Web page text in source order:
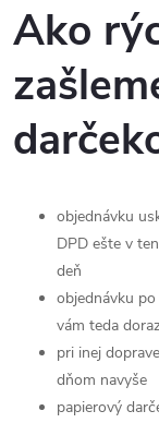
Ako
objednávku
DPD ešte v
deň
objednávku
vám teda
pri inej
dňom navyše
papierový